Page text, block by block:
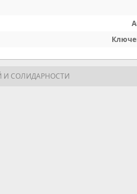
И СОЛИДАРНОСТИ